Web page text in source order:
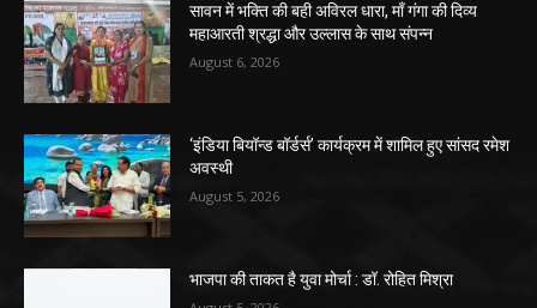
सावन में भक्ति की बही अविरल धारा, माँ गंगा की दिव्य
महाआरती श्रद्धा और उल्लास के साथ संपन्न
August 6, 2026
‘इंडिया बियॉन्ड बॉर्डर्स’ कार्यक्रम में शामिल हुए सांसद रमेश
अवस्थी
August 5, 2026
भाजपा की ताकत है युवा मोर्चा : डॉ. रोहित मिश्रा